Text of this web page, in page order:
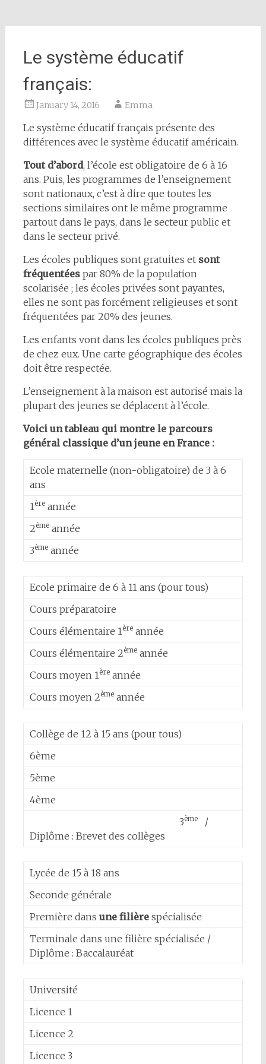
Le système éducatif
français:
January 14, 2016 Emma
Le système éducatif français présente des
différences avec le système éducatif américain.
Tout d’abord, l’école est obligatoire de 6 à 16
ans. Puis, les programmes de l’enseignement
sont nationaux, c’est à dire que toutes les
sections similaires ont le même programme
partout dans le pays, dans le secteur public et
dans le secteur privé.
Les écoles publiques sont gratuites et sont
fréquentéespar 80% de la population
scolarisée ; les écoles privées sont payantes,
elles ne sont pas forcément religieuses et sont
fréquentées par 20% des jeunes.
Les enfants vont dans les écoles publiques près
de chez eux. Une carte géographique des écoles
doit être respectée.
L’enseignement à la maison est autorisé mais la
plupart des jeunes se déplacent à l’école.
Voici un tableau qui montre le parcours
général classique d’un jeune en France :
Ecole maternelle (non-obligatoire) de 3 à 6
ans
1èreannée
2èmeannée
3èmeannée
Ecole primaire de 6 à 11 ans (pour tous)
Cours préparatoire
Cours élémentaire 1èreannée
Cours élémentaire 2èmeannée
Cours moyen 1èreannée
Cours moyen 2èmeannée
Collège de 12 à 15 ans (pour tous)
6ème
5ème
4ème
3ème/
Diplôme : Brevet des collèges
Lycée de 15 à 18 ans
Seconde générale
Première dans une filièrespécialisée
Terminale dans une filière spécialisée /
Diplôme : Baccalauréat
Université
Licence 1
Licence 2
Licence 3